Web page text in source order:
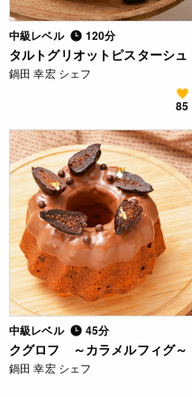
中級レベル 120分
タルトグリオットピスターシュ
鍋田 幸宏 シェフ
85
中級レベル 45分
クグロフ ～カラメルフィグ～
鍋田 幸宏 シェフ